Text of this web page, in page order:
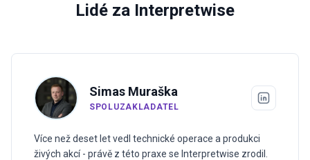
Lidé za Interpretwise
Simas Muraška
SPOLUZAKLADATEL
Více než deset let vedl technické operace a produkci
živých akcí - právě z této praxe se Interpretwise zrodil.